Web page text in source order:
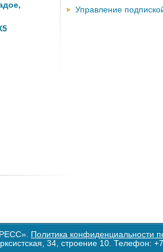
Управление
Политика конфиденциальности
34, строение 10. Телефон: